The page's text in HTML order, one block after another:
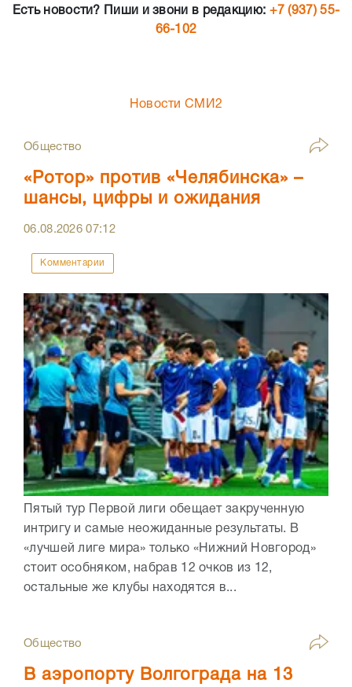
Есть новости? Пиши и звони в редакцию: +7 (937) 55-
66-102
Новости СМИ2
Общество
«Ротор» против «Челябинска» –
шансы, цифры и ожидания
06.08.202607:12
Комментарии
Пятый тур Первой лиги обещает закрученную
интригу и самые неожиданные результаты. В
«лучшей лиге мира» только «Нижний Новгород»
стоит особняком, набрав 12 очков из 12,
остальные же клубы находятся в...
Общество
В аэропорту Волгограда на 13